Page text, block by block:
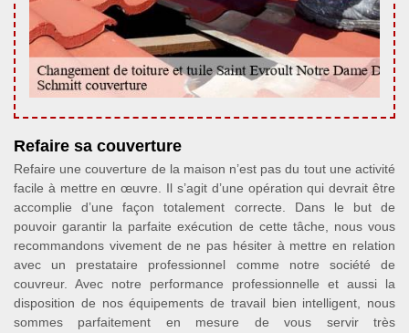
Refaire sa couverture
Refaire une couverture de la maison n’est pas du tout une activité
facile à mettre en œuvre. Il s’agit d’une opération qui devrait être
accomplie d’une façon totalement correcte. Dans le but de
pouvoir garantir la parfaite exécution de cette tâche, nous vous
recommandons vivement de ne pas hésiter à mettre en relation
avec un prestataire professionnel comme notre société de
couvreur. Avec notre performance professionnelle et aussi la
disposition de nos équipements de travail bien intelligent, nous
sommes parfaitement en mesure de vous servir très